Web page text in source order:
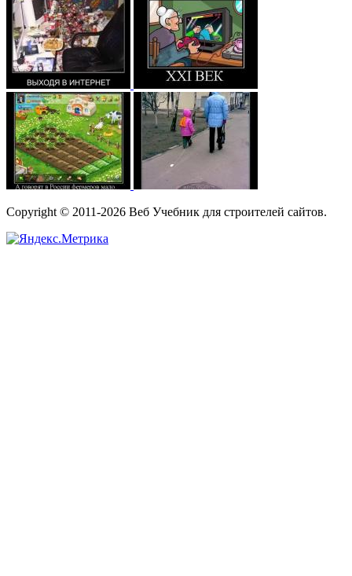
Copyright © 2011-2026 Веб Учебник для строителей сайтов.